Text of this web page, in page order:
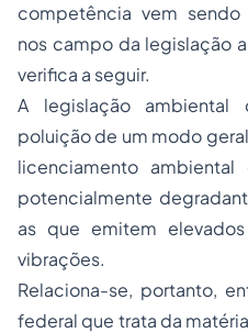
competência vem sendo
nos campo da legislação
verifica a seguir.
A legislação
poluição de um modo
licenciamento
potencialmente
as que emitem
vibrações.
Relaciona-se, portanto,
federal que trata da